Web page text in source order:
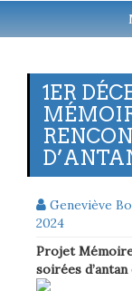
1ER
Geneviève
2024
Projet
soirées